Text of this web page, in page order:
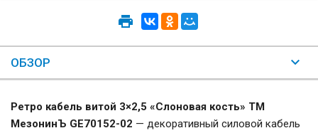
ОБЗОР
Ретро кабель витой 3×2,5 «Слоновая кость» ТМ
МезонинЪ GE70152-02 — декоративный силовой кабель